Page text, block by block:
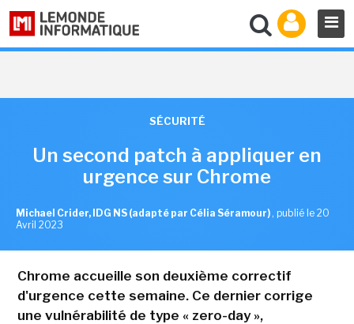
SÉCURITÉ
Un second patch à appliquer en
urgence sur Chrome
Michael Crider, IDG NS (adapté par Célia Séramour) , publié le 20
Avril 2023
Chrome accueille son deuxième correctif
d'urgence cette semaine. Ce dernier corrige
une vulnérabilité de type « zero-day »,